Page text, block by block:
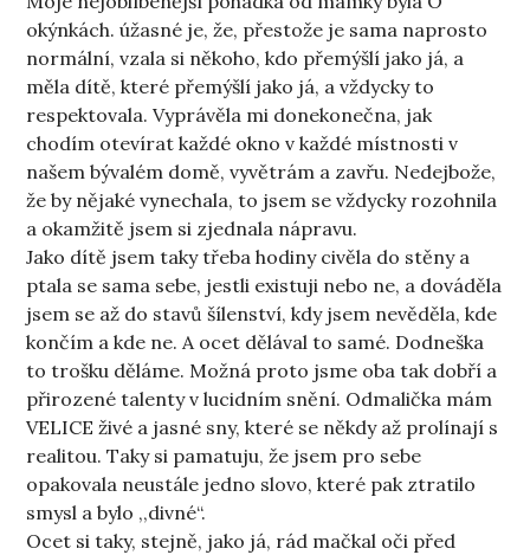
okýnkách. úžasné je, že, přestože je sama naprosto
normální, vzala si někoho, kdo přemýšlí jako já, a
měla dítě, které přemýšlí jako já, a vždycky to
respektovala. Vyprávěla mi donekonečna, jak
chodím otevírat každé okno v každé místnosti v
našem bývalém domě, vyvětrám a zavřu. Nedejbože,
že by nějaké vynechala, to jsem se vždycky rozohnila
a okamžitě jsem si zjednala nápravu.
Jako dítě jsem taky třeba hodiny civěla do stěny a
ptala se sama sebe, jestli existuji nebo ne, a dováděla
jsem se až do stavů šílenství, kdy jsem nevěděla, kde
končím a kde ne. A ocet dělával to samé. Dodneška
to trošku děláme. Možná proto jsme oba tak dobří a
přirozené talenty v lucidním snění. Odmalička mám
VELICE živé a jasné sny, které se někdy až prolínají s
realitou. Taky si pamatuju, že jsem pro sebe
opakovala neustále jedno slovo, které pak ztratilo
smysl a bylo ,,divné“.
Ocet si taky, stejně, jako já, rád mačkal oči před